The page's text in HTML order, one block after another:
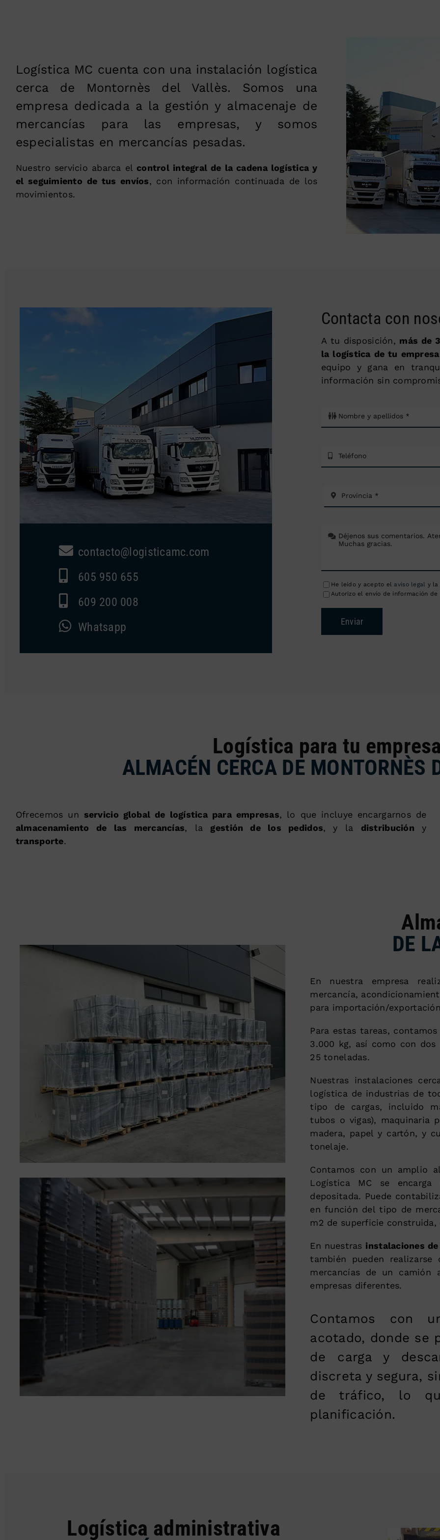
Logística MC cuenta con una instalación logística
cerca de Montornès del Vallès. Somos una
empresa dedicada a la gestión y almacenaje de
mercancías para las empresas, y somos
especialistas en mercancías pesadas.
Nuestro servicio abarca elcontrol integral de la cadena logística y
el seguimiento de tus envíos, con información continuada de los
movimientos.
contacto@logisticamc.com
605 950 655
609 200 008
Whatsapp
Contacta con
A tu disposición, más de
la logística de tu empresa
equipo y gana en
información sin
He leído y acepto el aviso legal y la
Autorizo el envío de información de
Enviar
Logística para tu
ALMACÉN CERCA DE MONTORNÈS
Ofrecemos un servicio global de logística para empresas, lo que incluye encargarnos de
almacenamiento de las mercancías, la gestión de los pedidos, y la distribución y
transporte.
DE
En nuestra empresa
mercancía,
para importación/
Para estas tareas,
3.000 kg, así como con
25 toneladas.
Nuestras instalaciones
logística de industrias de
tipo de cargas, incluido
tubos o vigas), maquinaria
madera, papel y cartón, y
tonelaje.
Contamos con un amplio
Logística MC se
depositada. Puede
en función del tipo de
m2 de superficie
En nuestras instalaciones
también pueden
mercancías de un
empresas diferentes.
Contamos con
acotado, donde se
de carga y
discreta y segura,
de tráfico, lo
planificación.
Logística administrativa